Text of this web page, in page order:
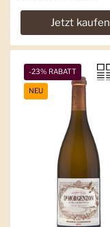
Jetzt kaufen
-23% RABATT
NEU